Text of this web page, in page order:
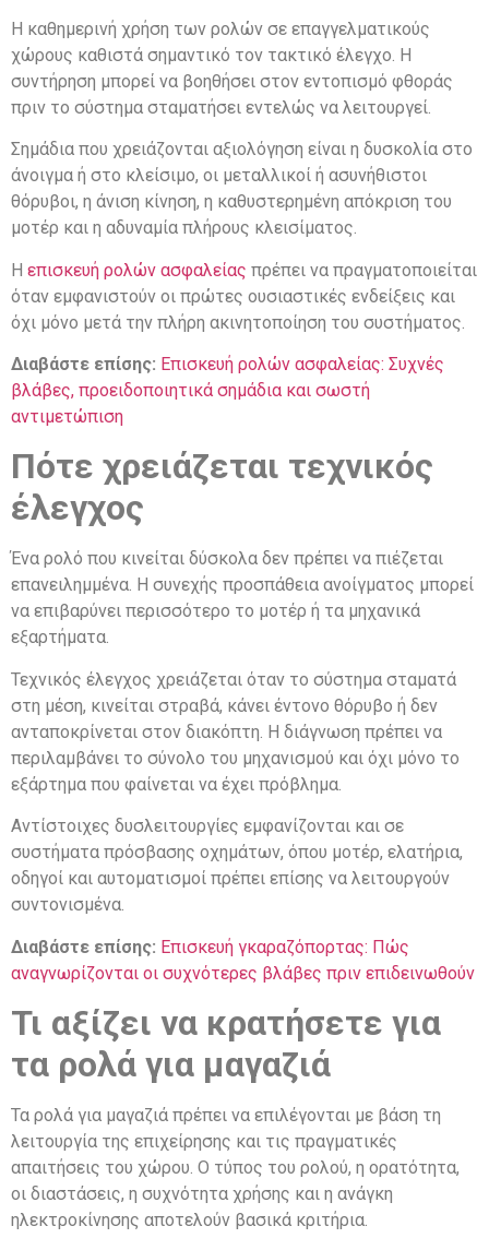
Η καθημερινή χρήση των ρολών σε επαγγελματικούς
χώρους καθιστά σημαντικό τον τακτικό έλεγχο. Η
συντήρηση μπορεί να βοηθήσει στον εντοπισμό φθοράς
πριν το σύστημα σταματήσει εντελώς να λειτουργεί.
Σημάδια που χρειάζονται αξιολόγηση είναι η δυσκολία στο
άνοιγμα ή στο κλείσιμο, οι μεταλλικοί ή ασυνήθιστοι
θόρυβοι, η άνιση κίνηση, η καθυστερημένη απόκριση του
μοτέρ και η αδυναμία πλήρους κλεισίματος.
Η επισκευή ρολών ασφαλείας πρέπει να πραγματοποιείται
όταν εμφανιστούν οι πρώτες ουσιαστικές ενδείξεις και
όχι μόνο μετά την πλήρη ακινητοποίηση του συστήματος.
Διαβάστε επίσης: Επισκευή ρολών ασφαλείας: Συχνές
βλάβες, προειδοποιητικά σημάδια και σωστή
αντιμετώπιση
Πότε χρειάζεται τεχνικός
έλεγχος
Ένα ρολό που κινείται δύσκολα δεν πρέπει να πιέζεται
επανειλημμένα. Η συνεχής προσπάθεια ανοίγματος μπορεί
να επιβαρύνει περισσότερο το μοτέρ ή τα μηχανικά
εξαρτήματα.
Τεχνικός έλεγχος χρειάζεται όταν το σύστημα σταματά
στη μέση, κινείται στραβά, κάνει έντονο θόρυβο ή δεν
ανταποκρίνεται στον διακόπτη. Η διάγνωση πρέπει να
περιλαμβάνει το σύνολο του μηχανισμού και όχι μόνο το
εξάρτημα που φαίνεται να έχει πρόβλημα.
Αντίστοιχες δυσλειτουργίες εμφανίζονται και σε
συστήματα πρόσβασης οχημάτων, όπου μοτέρ, ελατήρια,
οδηγοί και αυτοματισμοί πρέπει επίσης να λειτουργούν
συντονισμένα.
Διαβάστε επίσης: Επισκευή γκαραζόπορτας: Πώς
αναγνωρίζονται οι συχνότερες βλάβες πριν επιδεινωθούν
Τι αξίζει να κρατήσετε για
τα ρολά για μαγαζιά
Τα ρολά για μαγαζιά πρέπει να επιλέγονται με βάση τη
λειτουργία της επιχείρησης και τις πραγματικές
απαιτήσεις του χώρου. Ο τύπος του ρολού, η ορατότητα,
οι διαστάσεις, η συχνότητα χρήσης και η ανάγκη
ηλεκτροκίνησης αποτελούν βασικά κριτήρια.